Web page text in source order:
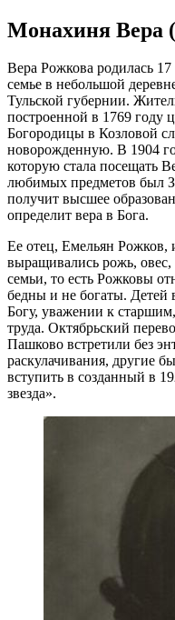
Монахиня Вера
Вера Рожкова родилась 17
семье в небольшой
Тульской губернии.
построенной в 1769 году
Богородицы в Козловой
новорожденную. В 1904
которую стала посещать
любимых предметов был
получит высшее
определит вера в Бога.
Ее отец, Емельян Рожков,
выращивались рожь, овес,
семьи, то есть Рожковы
бедны и не богаты. Детей
Богу, уважении к
труда. Октябрьский
Пашково встретили без
раскулачивания, другие
вступить в созданный в
звезда».